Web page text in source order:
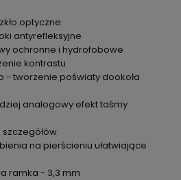
optyczne
antyrefleksyjne
ochronne i hydrofobowe
kontrastu
- tworzenie poświaty dookoła
analogowy efekt taśmy
na pierścieniu ułatwiające
ramka - 3,3 mm